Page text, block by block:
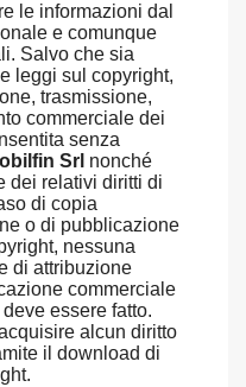
le informazioni dal
e comunque
Salvo che sia
leggi sul copyright,
trasmissione,
commerciale dei
senza
Srl nonché
dei relativi diritti di
di copia
o di pubblicazione
nessuna
di attribuzione
commerciale
essere fatto.
alcun diritto
il download di